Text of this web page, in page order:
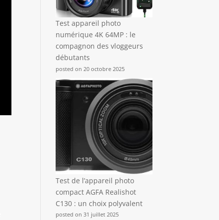
Test appareil photo
numérique 4K 64MP : le
compagnon des vloggeurs
débutants
posted on 20 octobre 2025
Test de l’appareil photo
compact AGFA Realishot
C130 : un choix polyvalent
posted on 31 juillet 2025